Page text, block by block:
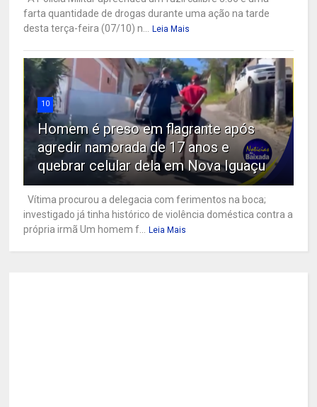
farta quantidade de drogas durante uma ação na tarde
desta terça-feira (07/10) n...
Leia Mais
10
Homem é preso em flagrante após
agredir namorada de 17 anos e
quebrar celular dela em Nova Iguaçu
Vítima procurou a delegacia com ferimentos na boca;
investigado já tinha histórico de violência doméstica contra a
própria irmã Um homem f...
Leia Mais